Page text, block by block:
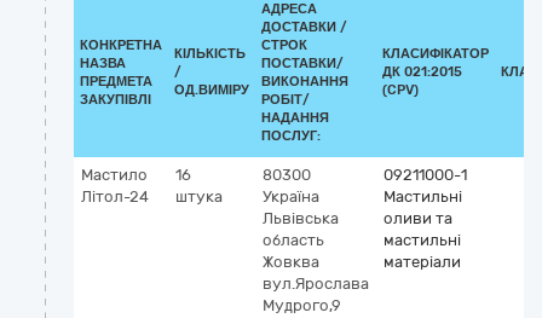
КОНКРЕТНА
НАЗВА
ПРЕДМЕТА
ЗАКУПІВЛІ
КІЛЬКІСТЬ
/
ОД.ВИМІРУ
АДРЕСА
ДОСТАВКИ /
СТРОК
ПОСТАВКИ/
ВИКОНАННЯ
РОБІТ/
НАДАННЯ
ПОСЛУГ:
КЛАСИФІКАТОР
ДК 021:2015
(CPV)
Мастило
Літол-24
16
штука
80300
Україна
Львівська
область
Жовква
вул.Ярослава
Мудрого,9
09211000-1
Мастильні
оливи та
мастильні
матеріали